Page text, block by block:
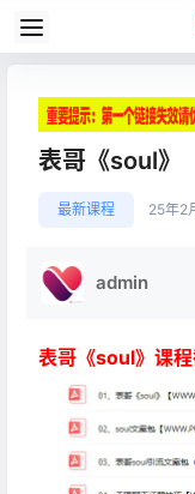
表哥《soul》
最新课程 25年2
admin
表哥《soul》课